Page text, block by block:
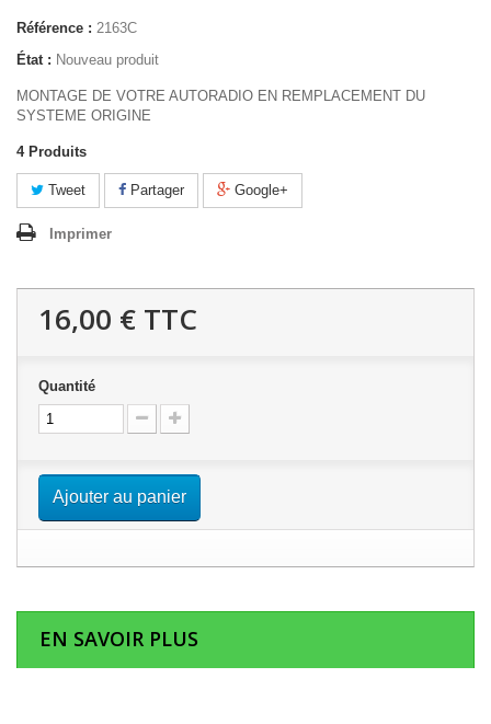
Référence : 2163C
État : Nouveau produit
MONTAGE DE VOTRE AUTORADIO EN REMPLACEMENT DU
SYSTEME ORIGINE
4 Produits
Tweet Partager Google+
Imprimer
16,00 € TTC
Quantité
Ajouter au panier
EN SAVOIR PLUS